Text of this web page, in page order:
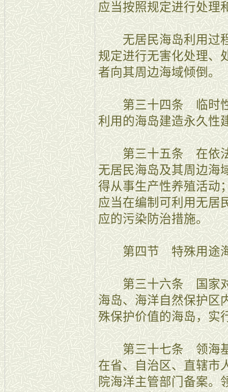
应当按照规定进行处理
无居民海岛利用过程
规定进行无害化处理、
者向其周边海域倾倒。
第三十四条 临时性
利用的海岛建造永久性
第三十五条 在依法
无居民海岛及其周边海
得从事生产性养殖活动
应当在编制可利用无居
应的污染防治措施。
第四节 特殊用途海
第三十六条 国家对
海岛、海洋自然保护区
殊保护价值的海岛，实
第三十七条 领海基
在省、自治区、直辖市
院海洋主管部门备案。